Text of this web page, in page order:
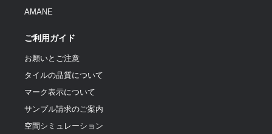
AMANE
ご利用ガイド
お願いとご注意
タイルの品質について
マーク表示について
サンプル請求のご案内
空間シミュレーション